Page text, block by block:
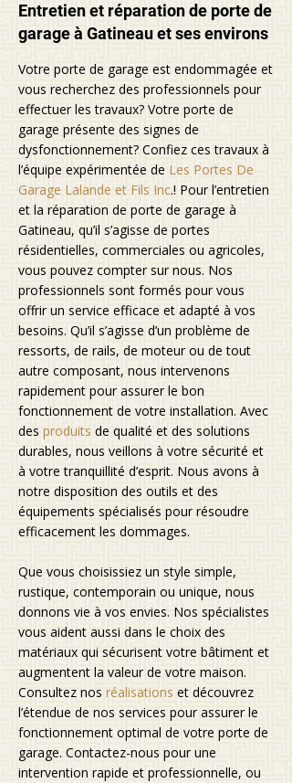
Entretien et réparation de porte de
garage à Gatineau et ses environs
Votre porte de garage est endommagée et
vous recherchez des professionnels pour
effectuer les travaux? Votre porte de
garage présente des signes de
dysfonctionnement? Confiez ces travaux à
l’équipe expérimentée de Les Portes De
Garage Lalande et Fils Inc.! Pour l’entretien
et la réparation de porte de garage à
Gatineau, qu’il s’agisse de portes
résidentielles, commerciales ou agricoles,
vous pouvez compter sur nous. Nos
professionnels sont formés pour vous
offrir un service efficace et adapté à vos
besoins. Qu’il s’agisse d’un problème de
ressorts, de rails, de moteur ou de tout
autre composant, nous intervenons
rapidement pour assurer le bon
fonctionnement de votre installation. Avec
des produits de qualité et des solutions
durables, nous veillons à votre sécurité et
à votre tranquillité d’esprit. Nous avons à
notre disposition des outils et des
équipements spécialisés pour résoudre
efficacement les dommages.
Que vous choisissiez un style simple,
rustique, contemporain ou unique, nous
donnons vie à vos envies. Nos spécialistes
vous aident aussi dans le choix des
matériaux qui sécurisent votre bâtiment et
augmentent la valeur de votre maison.
Consultez nos réalisations et découvrez
l’étendue de nos services pour assurer le
fonctionnement optimal de votre porte de
garage. Contactez-nous pour une
intervention rapide et professionnelle, ou